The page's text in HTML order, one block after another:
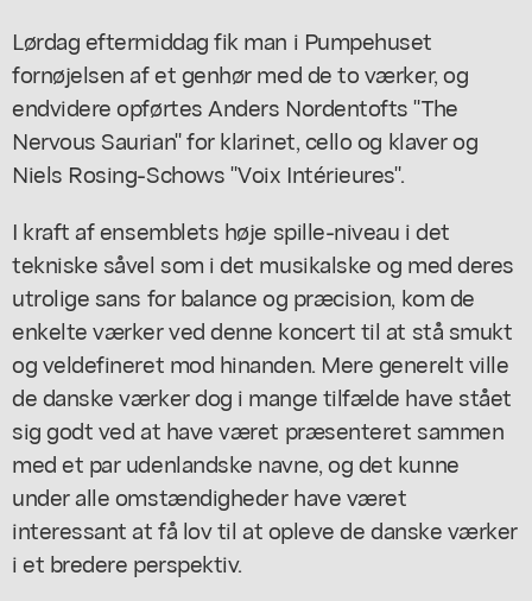
Lørdag eftermiddag fik man i Pumpehuset
fornøjelsen af et genhør med de to værker, og
endvidere opførtes Anders Nordentofts "The
Nervous Saurian" for klarinet, cello og klaver og
Niels Rosing-Schows "Voix Intérieures".
I kraft af ensemblets høje spille-niveau i det
tekniske såvel som i det musikalske og med deres
utrolige sans for balance og præcision, kom de
enkelte værker ved denne koncert til at stå smukt
og veldefineret mod hinanden. Mere generelt ville
de danske værker dog i mange tilfælde have stået
sig godt ved at have været præsenteret sammen
med et par udenlandske navne, og det kunne
under alle omstændigheder have været
interessant at få lov til at opleve de danske værker
i et bredere perspektiv.